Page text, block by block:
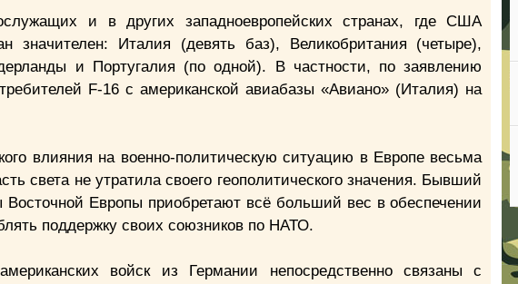
и в других западноевропейских странах, где США
значителен: Италия (девять баз), Великобритания (четыре),
и Португалия (по одной). В частности, по заявлению
F-16 с американской авиабазы «Авиано» (Италия) на
влияния на военно-политическую ситуацию в Европе весьма
света не утратила своего геополитического значения. Бывший
Восточной Европы приобретают всё больший вес в обеспечении
поддержку своих союзников по НАТО.
войск из Германии непосредственно связаны с